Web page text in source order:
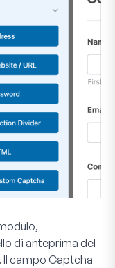
di anteprima del
Il campo Captcha